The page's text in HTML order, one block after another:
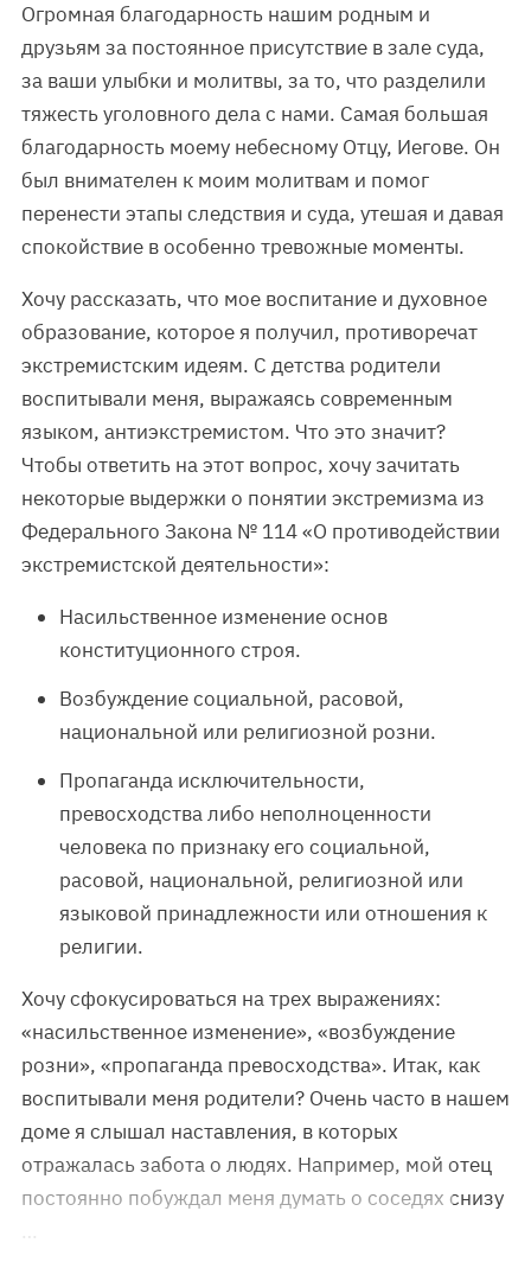
Огромная благодарность нашим родным и
друзьям за постоянное присутствие в зале суда,
за ваши улыбки и молитвы, за то, что разделили
тяжесть уголовного дела с нами. Самая большая
благодарность моему небесному Отцу, Иегове. Он
был внимателен к моим молитвам и помог
перенести этапы следствия и суда, утешая и давая
спокойствие в особенно тревожные моменты.
Хочу рассказать, что мое воспитание и духовное
образование, которое я получил, противоречат
экстремистским идеям. С детства родители
воспитывали меня, выражаясь современным
языком, антиэкстремистом. Что это значит?
Чтобы ответить на этот вопрос, хочу зачитать
некоторые выдержки о понятии экстремизма из
Федерального Закона № 114 «О противодействии
экстремистской деятельности»:
Насильственное изменение основ
конституционного строя.
Возбуждение социальной, расовой,
национальной или религиозной розни.
Пропаганда исключительности,
превосходства либо неполноценности
человека по признаку его социальной,
расовой, национальной, религиозной или
языковой принадлежности или отношения к
религии.
Хочу сфокусироваться на трех выражениях:
«насильственное изменение», «возбуждение
розни», «пропаганда превосходства». Итак, как
воспитывали меня родители? Очень часто в нашем
доме я слышал наставления, в которых
отражалась забота о людях. Например, мой отец
постоянно побуждал меня думать о соседях снизу